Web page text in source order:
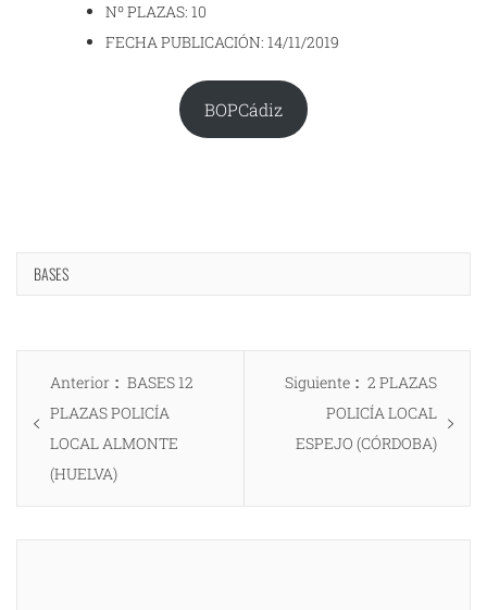
Nº PLAZAS: 10
FECHA PUBLICACIÓN: 14/11/2019
BOPCádiz
BASES
Navegación
entradas
Anterior
Entrada
anterior:
BASES 12
PLAZAS POLICÍA
LOCAL ALMONTE
(HUELVA)
Siguiente
Entrada
siguiente:
2 PLAZAS
POLICÍA LOCAL
ESPEJO (CÓRDOBA)